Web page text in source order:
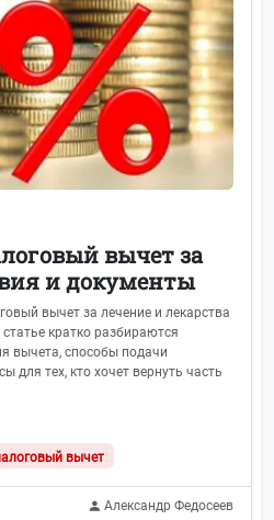
вычет за
и документы
вычет за лечение и лекарства
кратко разбираются
вычета, способы подачи
для тех, кто хочет вернуть часть
вычет
Александр Федосеев